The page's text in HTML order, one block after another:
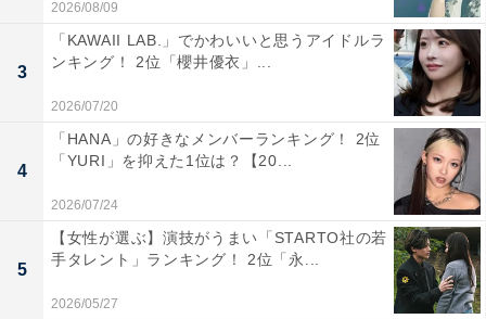
アニメや漫画のレビュー、エンタメトピックスなどを中
心に、オールジャンルで執筆中のライター。時々、店舗
取材などのリポート記事も担当。All AboutおよびAll
About ニュースでのライター歴は5年。
次ページ
20位までのランキング結果を見
る！
2026/08/09
3
「KAWAII LAB.」でかわいいと思うアイドルラ
ンキング！ 2位「櫻井優衣」...
2026/07/20
4
「HANA」の好きなメンバーランキング！ 2位
「YURI」を抑えた1位は？【20...
2026/07/24
5
【女性が選ぶ】演技がうまい「STARTO社の若
手タレント」ランキング！ 2位「永...
2026/05/27